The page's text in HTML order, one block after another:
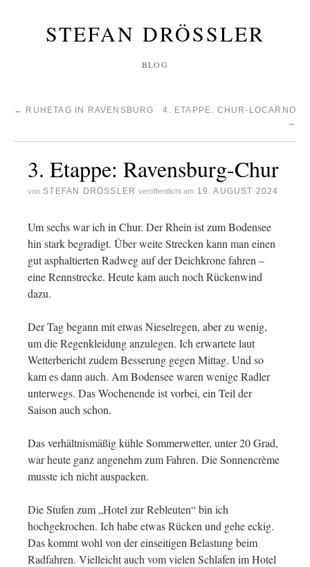
STEFAN DRÖSSLER
BLOG
← RUHETAG IN RAVENSBURG
4. ETAPPE: CHUR-LOCARNO
→
3. Etappe: Ravensburg-Chur
von STEFAN DRÖSSLER veröffentlicht am 19. AUGUST 2024
Um sechs war ich in Chur. Der Rhein ist zum Bodensee
hin stark begradigt. Über weite Strecken kann man einen
gut asphaltierten Radweg auf der Deichkrone fahren –
eine Rennstrecke. Heute kam auch noch Rückenwind
dazu.
Der Tag begann mit etwas Nieselregen, aber zu wenig,
um die Regenkleidung anzulegen. Ich erwartete laut
Wetterbericht zudem Besserung gegen Mittag. Und so
kam es dann auch. Am Bodensee waren wenige Radler
unterwegs. Das Wochenende ist vorbei, ein Teil der
Saison auch schon.
Das verhältnismäßig kühle Sommerwetter, unter 20 Grad,
war heute ganz angenehm zum Fahren. Die Sonnencrème
musste ich nicht auspacken.
Die Stufen zum „Hotel zur Rebleuten“ bin ich
hochgekrochen. Ich habe etwas Rücken und gehe eckig.
Das kommt wohl von der einseitigen Belastung beim
Radfahren. Vielleicht auch vom vielen Schlafen im Hotel